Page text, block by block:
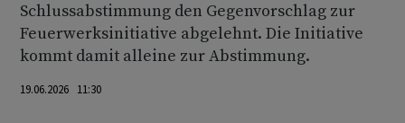
Schlussabstimmung den Gegenvorschlag zur
Feuerwerksinitiative abgelehnt. Die Initiative
kommt damit alleine zur Abstimmung.
19.06.2026 11:30